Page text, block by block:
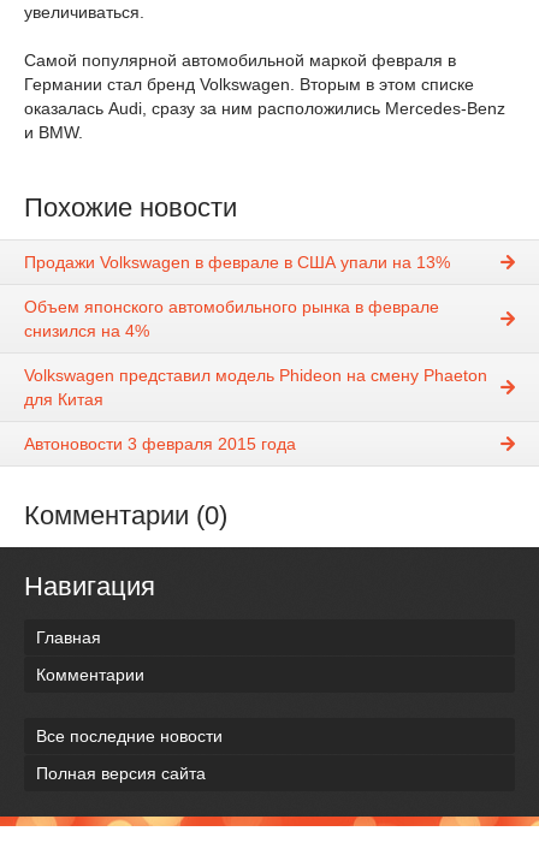
увеличиваться.
Самой популярной автомобильной маркой февраля в
Германии стал бренд Volkswagen. Вторым в этом списке
оказалась Audi, сразу за ним расположились Mercedes-Benz
и BMW.
Похожие новости
Продажи Volkswagen в феврале в США упали на 13%
Объем японского автомобильного рынка в феврале
снизился на 4%
Volkswagen представил модель Phideon на смену Phaeton
для Китая
Автоновости 3 февраля 2015 года
Комментарии (0)
Навигация
Главная
Комментарии
Все последние новости
Полная версия сайта